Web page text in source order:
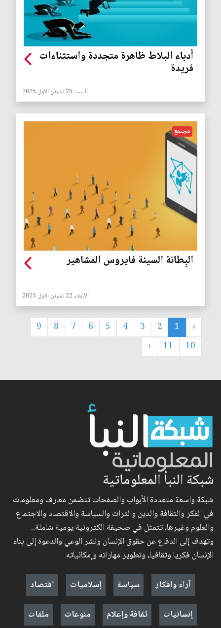
أدباء البلاط ظاهرة متجددة واستثناءات
فريدة
السبت 25 تشرين الاول 2025
مجتمع
البِطانة السيئة فايروس المشاهير
الأربعاء 22 تشرين الاول 2025
‹
1
2
3
4
5
6
7
8
9
10
11
›
شبكة النبأ المعلوماتية
شبكة واسعة متعددة الأبواب والصفحات تتضمن معارف ومعلومات
في الفكر والثقافة والدين والتراث والسياسة والاقتصاد والاجتماع
والعلوم وغيرها، تتمثل في صحيفة الكترونية يومية شاملة..
وتهدف إلى الدفاع عن حقوق الإنسان ونشر الوعي والدعوة إلى بناء
الإنسان فكريا وثقافيا، وتطوير مهاراته وإمكانياته
آراء وافكار
سياسة إسلاميات
اقتصاد
إنسانيات
ثقافة وإعلام منوعات ملفات